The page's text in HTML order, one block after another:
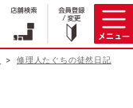
修理人たぐちの徒然日記